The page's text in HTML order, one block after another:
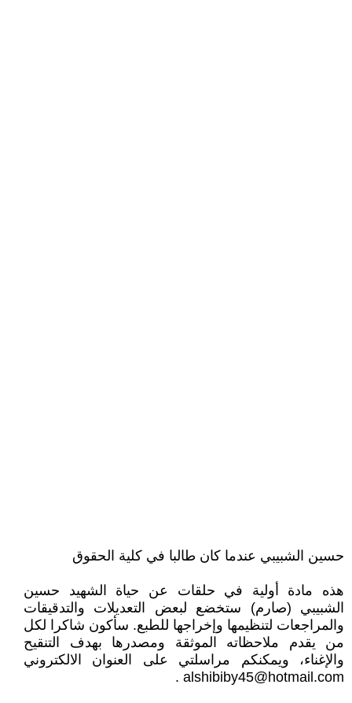
حسين الشبيبي عندما كان طالبا في كلية الحقوق
هذه مادة أولية في حلقات عن حياة الشهيد حسين
الشبيبي (صارم) ستخضع لبعض التعديلات والتدقيقات
والمراجعات لتنظيمها وإخراجها للطبع. سأكون شاكرا لكل
من يقدم ملاحظاته الموثقة ومصدرها بهدف التنقيح
والإغناء، ويمكنكم مراسلتي على العنوان الالكتروني
alshibiby45@hotmail.com
.